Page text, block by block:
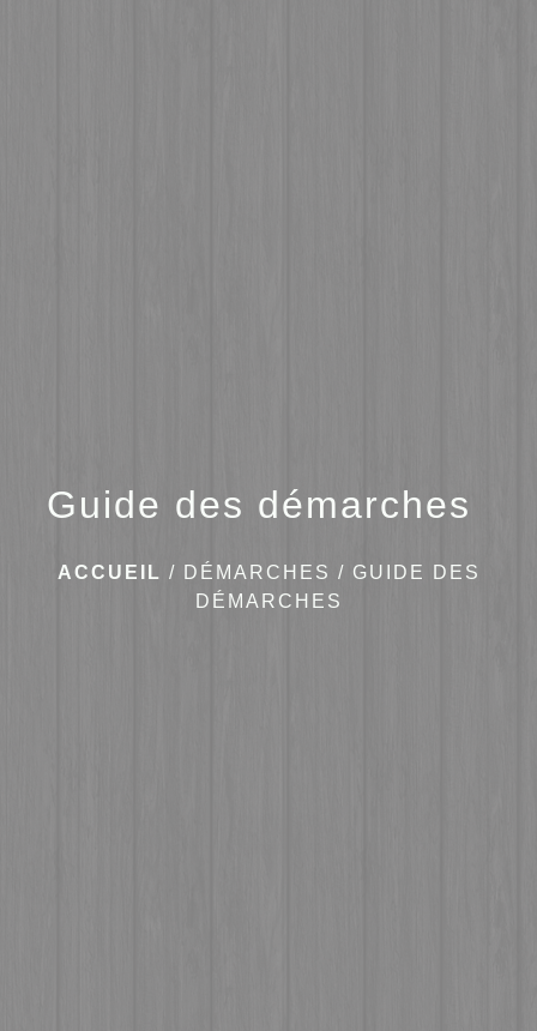
Guide des démarches
ACCUEIL / DÉMARCHES / GUIDE DES
DÉMARCHES